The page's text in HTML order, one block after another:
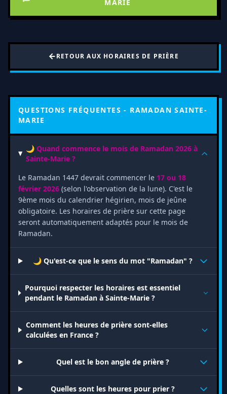
MARIE
RETOUR AUX HORAIRES DE PRIÈRE
QUESTIONS FRÉQUENTES - RAMADAN SAINTE-
MARIE
🌙 Quand commence le mois de Ramadan 2026 à
Sainte-Marie ?
Le Ramadan 1447 devrait commencer le 17 ou 18
février 2026 (selon l'observation de la lune). C'est le
9ème mois du calendrier hégirien, mois de jeûne
obligatoire. Les horaires de prière sur cette page
seront automatiquement adaptés pour le mois de
Ramadan.
🌙 Qu'est-ce que le sens du mot "Ramadan" ?
Pourquoi respecter les horaires est essentiel
pendant le Ramadan à Sainte-Marie ?
Comment les heures de prière sont-elles
calculées en France ?
Quel est le bon angle de prière ?
Quelles sont les heures pour prier ?